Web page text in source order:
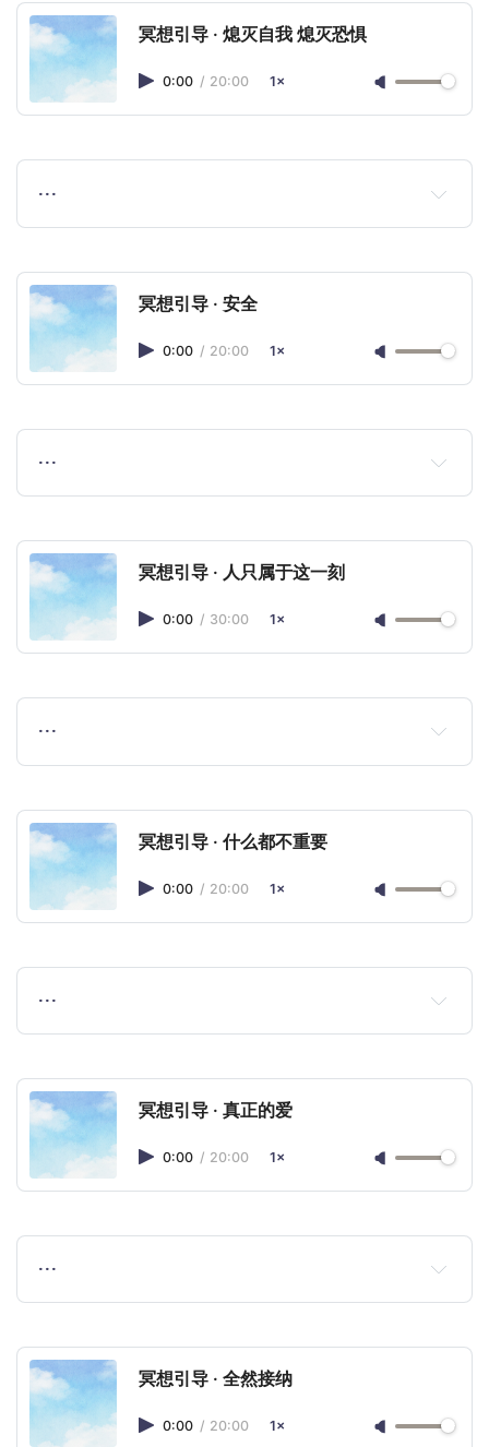
冥想引导 · 熄灭自我 熄灭恐惧
0:00 / 20:00 1×
…
冥想引导 · 安全
0:00 / 20:00 1×
…
冥想引导 · 人只属于这一刻
0:00 / 30:00 1×
…
冥想引导 · 什么都不重要
0:00 / 20:00 1×
…
冥想引导 · 真正的爱
0:00 / 20:00 1×
…
冥想引导 · 全然接纳
0:00 / 20:00 1×